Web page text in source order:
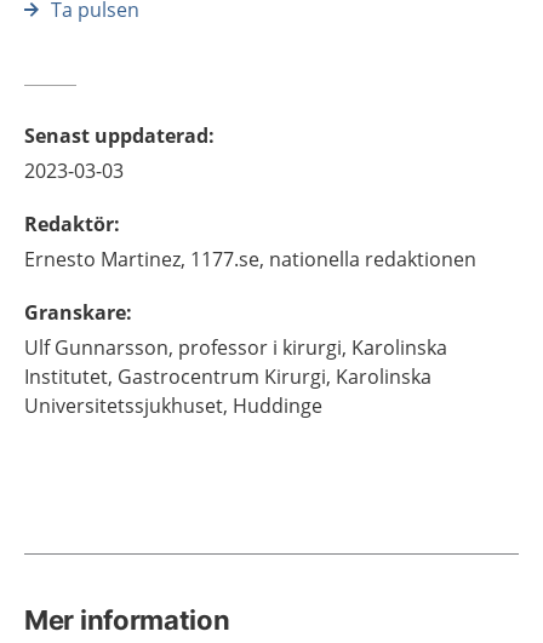
Ta pulsen
Senast uppdaterad:
2023-03-03
Redaktör:
Ernesto Martinez, 1177.se, nationella redaktionen
Granskare:
Ulf Gunnarsson, professor i kirurgi, Karolinska
Institutet, Gastrocentrum Kirurgi, Karolinska
Universitetssjukhuset, Huddinge
Mer information